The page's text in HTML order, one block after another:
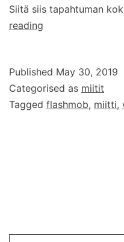
Siitä siis tapahtuman
reading
Mob
2019
–
Published May 30, 2019
Categorised as miitit
Tagged flashmob, miitti,
Type your email…